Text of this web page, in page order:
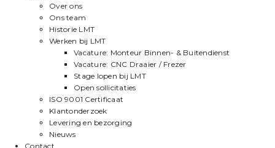
Over ons
Ons team
Historie LMT
Werken bij LMT
Vacature: Monteur Binnen- & Buitendienst
Vacature: CNC Draaier / Frezer
Stage lopen bij LMT
Open sollicitaties
ISO 9001 Certificaat
Klantonderzoek
Levering en bezorging
Nieuws
Contact